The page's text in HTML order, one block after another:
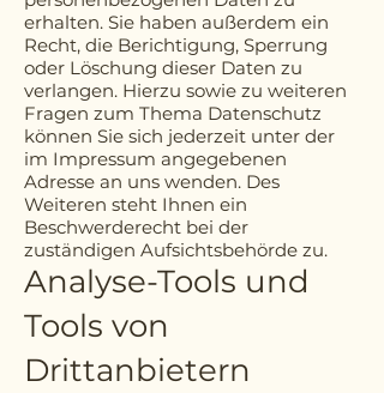
erhalten. Sie haben außerdem ein
Recht, die Berichtigung, Sperrung
oder Löschung dieser Daten zu
verlangen. Hierzu sowie zu weiteren
Fragen zum Thema Datenschutz
können Sie sich jederzeit unter der
im Impressum angegebenen
Adresse an uns wenden. Des
Weiteren steht Ihnen ein
Beschwerderecht bei der
zuständigen Aufsichtsbehörde zu.
Analyse-Tools und
Tools von
Drittanbietern